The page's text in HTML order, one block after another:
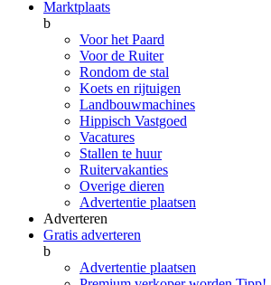
Marktplaats
b
Voor het Paard
Voor de Ruiter
Rondom de stal
Koets en rijtuigen
Landbouwmachines
Hippisch Vastgoed
Vacatures
Stallen te huur
Ruitervakanties
Overige dieren
Advertentie plaatsen
Adverteren
Gratis adverteren
b
Advertentie plaatsen